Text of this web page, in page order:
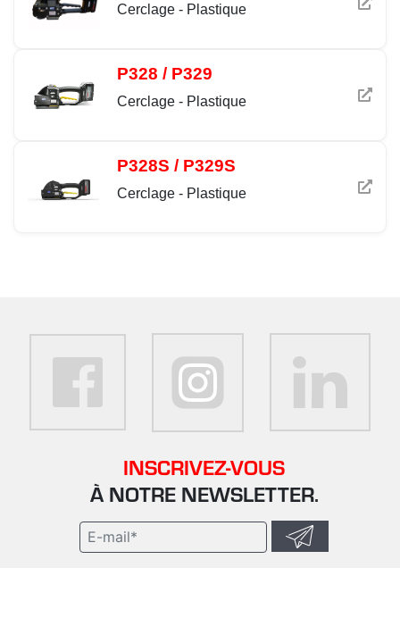
Cerclage - Plastique
P328 / P329
Cerclage - Plastique
P328S / P329S
Cerclage - Plastique
INSCRIVEZ-VOUS
À NOTRE NEWSLETTER.